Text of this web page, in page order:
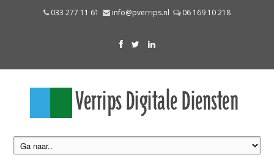
033 277 11 61 info@pverrips.nl 06 169 10 218